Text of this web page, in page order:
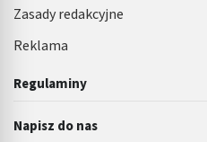
Regulaminy
Napisz do nas
Zasady redakcyjne
Reklama